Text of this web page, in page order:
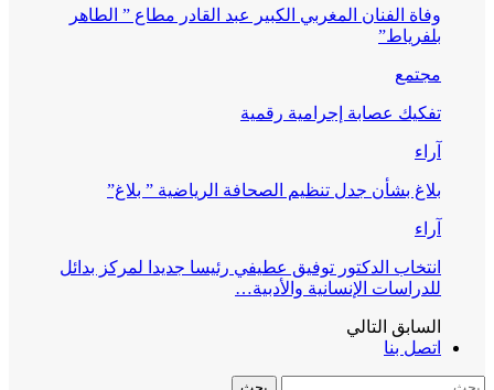
وفاة الفنان المغربي الكبير عبد القادر مطاع ” الطاهر
بلفرياط”
مجتمع
تفكيك عصابة إجرامية رقمية
آراء
بلاغ بشأن جدل تنظيم الصحافة الرياضية ” بلاغ”
آراء
انتخاب الدكتور توفيق عطيفي رئيسا جديدا لمركز بدائل
للدراسات الإنسانية والأدبية…
السابق التالي
اتصل بنا